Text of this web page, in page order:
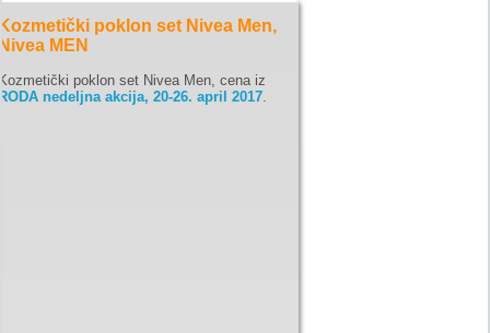
poklon set Nivea Men,
MEN
poklon set Nivea Men, cena iz
nedeljna akcija, 20-26. april 2017.